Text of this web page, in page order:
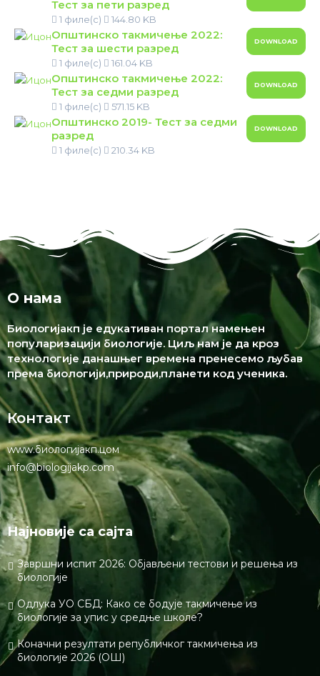
Тест за пети разред
1 филе(с) 144.80 KB
Општинско такмичење 2022:
Тест за шести разред
1 филе(с) 161.04 KB
DOWNLOAD
Општинско такмичење 2022:
Тест за седми разред
1 филе(с) 571.15 KB
DOWNLOAD
Општинско 2019- Тест за седми
разред
1 филе(с) 210.34 KB
DOWNLOAD
О нама
Биологијакп је едукативан портал намењен
популаризацији биологије. Циљ нам је да кроз
технологије данашњег времена пренесемо љубав
према биологији,природи,планети код ученика.
Контакт
www.биологијакп.цом
info@biologijakp.com
Најновије са сајта
Завршни испит 2026: Објављени тестови и решења из
биологије
Одлука УО СБД: Како се бодује такмичење из
биологије за упис у средње школе?
Коначни резултати републичког такмичења из
биологије 2026 (ОШ)